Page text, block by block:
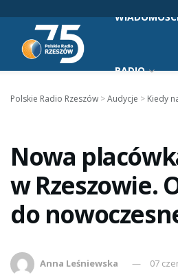
RADIO
Polskie Radio Rzeszów >Audycje > Kiedy
Nowa
w Rzeszowie.
do
Anna Leśniewska 07